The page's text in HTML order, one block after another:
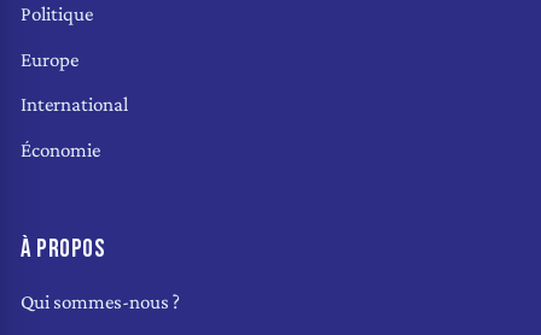
Politique
Europe
International
Économie
À PROPOS
Qui sommes-nous ?